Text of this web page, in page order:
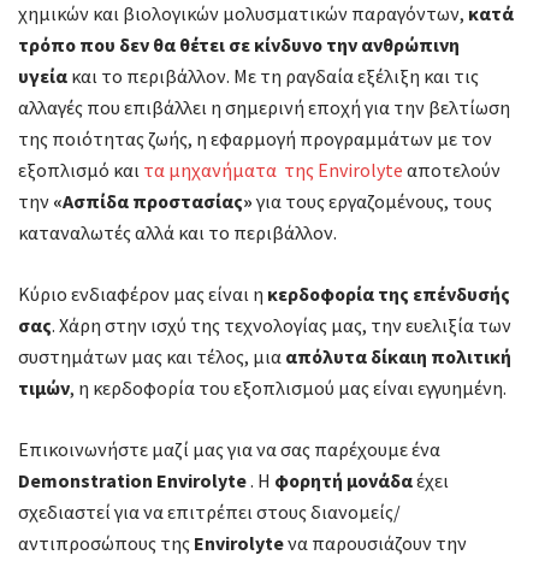
χημικών και βιολογικών μολυσματικών παραγόντων, κατά
τρόπο που δεν θα θέτει σε κίνδυνο την ανθρώπινη
υγεία και το περιβάλλον. Με τη ραγδαία εξέλιξη και τις
αλλαγές που επιβάλλει η σημερινή εποχή για την βελτίωση
της ποιότητας ζωής, η εφαρμογή προγραμμάτων με τον
εξοπλισμό και τα μηχανήματα της Envirolyte αποτελούν
την «Ασπίδα προστασίας»για τους εργαζομένους, τους
καταναλωτές αλλά και το περιβάλλον.
Κύριο ενδιαφέρον μας είναι η κερδοφορία της επένδυσής
σας. Χάρη στην ισχύ της τεχνολογίας μας, την ευελιξία των
συστημάτων μας και τέλος, μια απόλυτα δίκαιη πολιτική
τιμών, η κερδοφορία του εξοπλισμού μας είναι εγγυημένη.
Επικοινωνήστε μαζί μας για να σας παρέχουμε ένα
Demonstration Envirolyte. Η φορητή μονάδαέχει
σχεδιαστεί για να επιτρέπει στους διανομείς/
αντιπροσώπους της Envirolyteνα παρουσιάζουν την